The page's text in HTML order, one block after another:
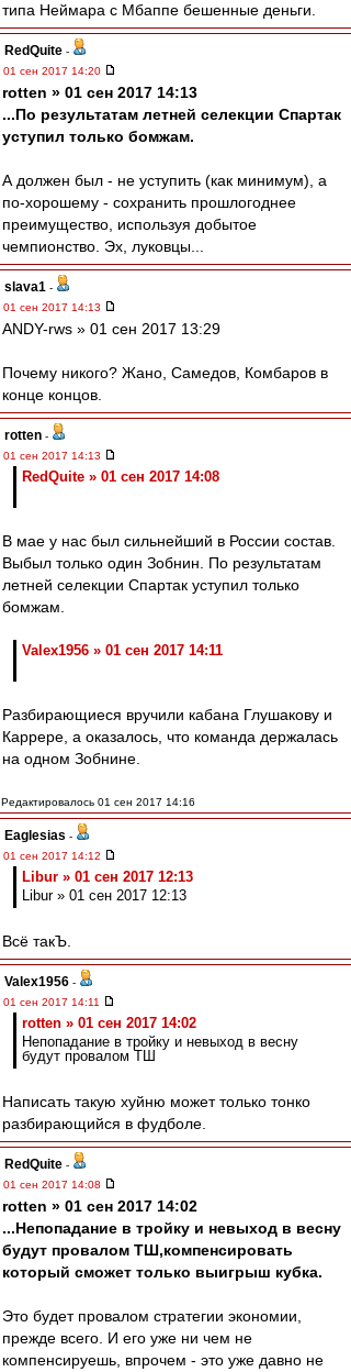
типа Неймара с Мбаппе бешенные деньги.
RedQuite -
01 сен 2017 14:20
rotten » 01 сен 2017 14:13
...По результатам летней селекции Спартак
уступил только бомжам.
А должен был - не уступить (как минимум), а
по-хорошему - сохранить прошлогоднее
преимущество, используя добытое
чемпионство. Эх, луковцы...
slava1 -
01 сен 2017 14:13
ANDY-rws » 01 сен 2017 13:29
Почему никого? Жано, Самедов, Комбаров в
конце концов.
rotten -
01 сен 2017 14:13
RedQuite » 01 сен 2017 14:08
В мае у нас был сильнейший в России состав.
Выбыл только один Зобнин. По результатам
летней селекции Спартак уступил только
бомжам.
Valex1956 » 01 сен 2017 14:11
Разбирающиеся вручили кабана Глушакову и
Каррере, а оказалось, что команда держалась
на одном Зобнине.
Редактировалось 01 сен 2017 14:16
Eaglesias -
01 сен 2017 14:12
Libur » 01 сен 2017 12:13
Libur » 01 сен 2017 12:13
Всё такЪ.
Valex1956 -
01 сен 2017 14:11
rotten » 01 сен 2017 14:02
Непопадание в тройку и невыход в весну
будут провалом ТШ
Написать такую хуйню может только тонко
разбирающийся в фудболе.
RedQuite -
01 сен 2017 14:08
rotten » 01 сен 2017 14:02
...Непопадание в тройку и невыход в весну
будут провалом ТШ,компенсировать
который сможет только выигрыш кубка.
Это будет провалом стратегии экономии,
прежде всего. И его уже ни чем не
компенсируешь, впрочем - это уже давно не